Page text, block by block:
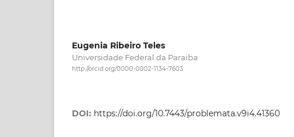
Eugenia Ribeiro Teles
Universidade Federal da Paraiba
http://orcid.org/0000-0002-1134-7603
DOI: https://doi.org/10.7443/problemata.v9i4.41360